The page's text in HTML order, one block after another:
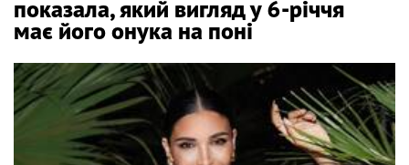
показала, який вигляд у 6-річчя
має його онука на поні